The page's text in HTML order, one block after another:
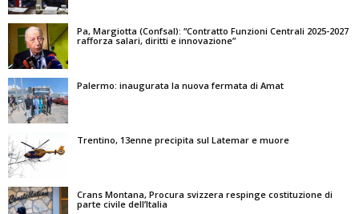
Pa, Margiotta (Confsal): “Contratto Funzioni Centrali 2025-2027
rafforza salari, diritti e innovazione”
Palermo: inaugurata la nuova fermata di Amat
Trentino, 13enne precipita sul Latemar e muore
Crans Montana, Procura svizzera respinge costituzione di
parte civile dell’Italia